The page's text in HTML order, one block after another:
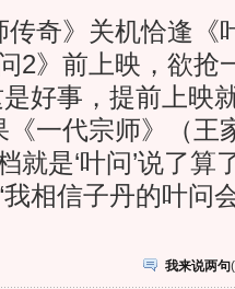
奇》关机恰逢《
2》前上映，欲抢
好事，提前上映
《一代宗师》（王
就是‘叶问’说了算
相信子丹的叶问
我来说两句(